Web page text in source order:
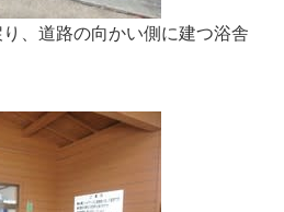
、道路の向かい側に建つ浴舎